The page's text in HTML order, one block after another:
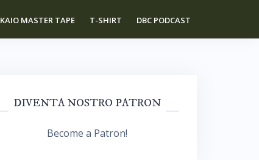
KAIO MASTER TAPE T-SHIRT DBC PODCAST
DIVENTA NOSTRO PATRON
Become a Patron!